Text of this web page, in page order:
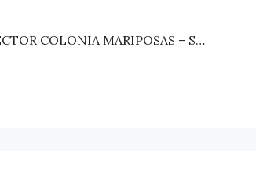
TERRENO SECTOR COLONIA MARIPOSAS – SAN CLEMENTE